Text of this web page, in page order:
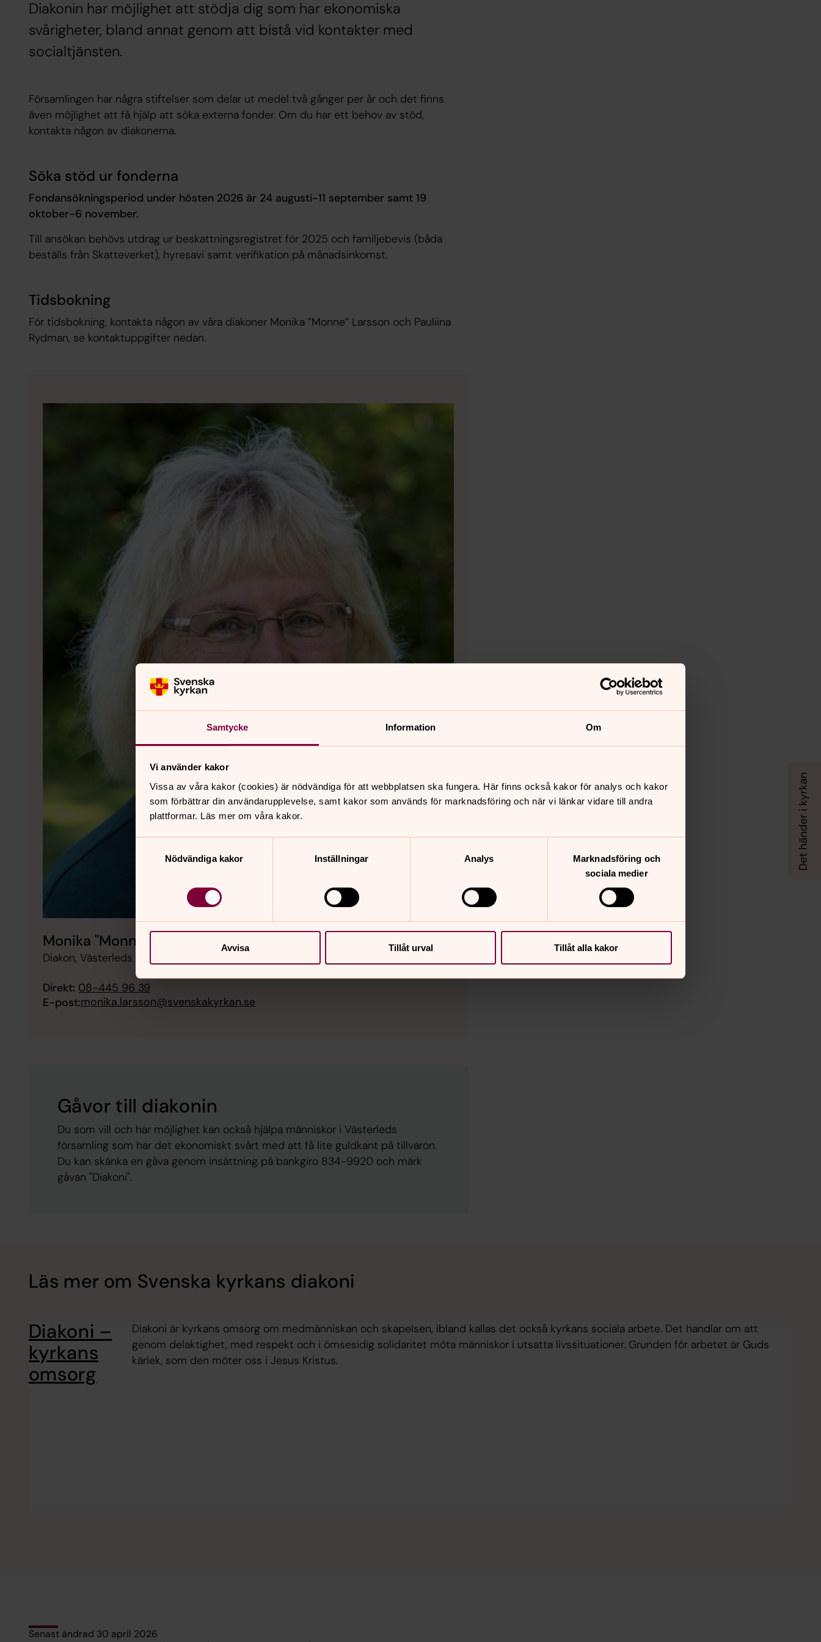
Samtycke Information Om
Vi använder kakor
Vissa av våra kakor (cookies) är nödvändiga för att webbplatsen ska fungera. Här finns också kakor för analys och kakor
som förbättrar din användarupplevelse, samt kakor som används för marknadsföring och när vi länkar vidare till andra
plattformar. Läs mer om våra kakor.
Nödvändiga kakor
Inställningar Analys
Marknadsföring och
sociala medier
Avvisa Tillåt urval Tillåt alla kakor
Diakonin har möjlighet att stödja dig som har ekonomiska
svårigheter, bland annat genom att bistå vid kontakter med
socialtjänsten.
Församlingen har några stiftelser som delar ut medel två gånger per år och det finns
även möjlighet att få hjälp att söka externa fonder. Om du har ett behov av stöd,
kontakta någon av diakonerna.
Söka stöd ur fonderna
Fondansökningsperiod under hösten 2026 är 24 augusti-11 september samt 19
oktober-6 november.
Till ansökan behövs utdrag ur beskattningsregistret för 2025 och familjebevis (båda
beställs från Skatteverket), hyresavi samt verifikation på månadsinkomst.
Tidsbokning
För tidsbokning, kontakta någon av våra diakoner Monika ”Monne” Larsson och Pauliina
Rydman, se kontaktuppgifter nedan.
Monika "Monne" Larsson
Diakon, Västerleds församling
Direkt: 08-445 96 39
E-post:monika.larsson@svenskakyrkan.se
Gåvor till diakonin
Du som vill och har möjlighet kan också hjälpa människor i Västerleds
församling som har det ekonomiskt svårt med att få lite guldkant på tillvaron.
Du kan skänka en gåva genom insättning på bankgiro 834-9920 och märk
gåvan "Diakoni".
Läs mer om Svenska kyrkans diakoni
Diakoni –
kyrkans
omsorg
Diakoni är kyrkans omsorg om medmänniskan och skapelsen, ibland kallas det också kyrkans sociala arbete. Det handlar om att
genom delaktighet, med respekt och i ömsesidig solidaritet möta människor i utsatta livssituationer. Grunden för arbetet är Guds
kärlek, som den möter oss i Jesus Kristus.
Senast ändrad 30 april 2026